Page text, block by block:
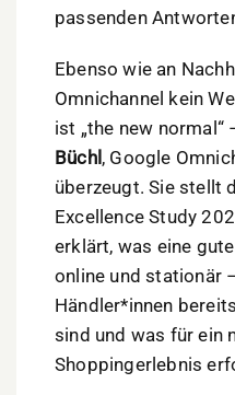
passenden
Ebenso wie an
Omnichannel kein
ist „the new normal“
Büchl, Google
überzeugt. Sie stellt
Excellence Study
erklärt, was eine
online und stationär
Händler*innen
sind und was für ein
Shoppingerlebnis